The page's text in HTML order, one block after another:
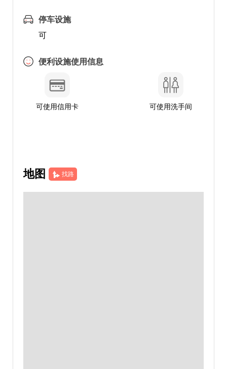
停车设施
可
便利设施使用信息
可使用信用卡 可使用洗手间
地图 找路